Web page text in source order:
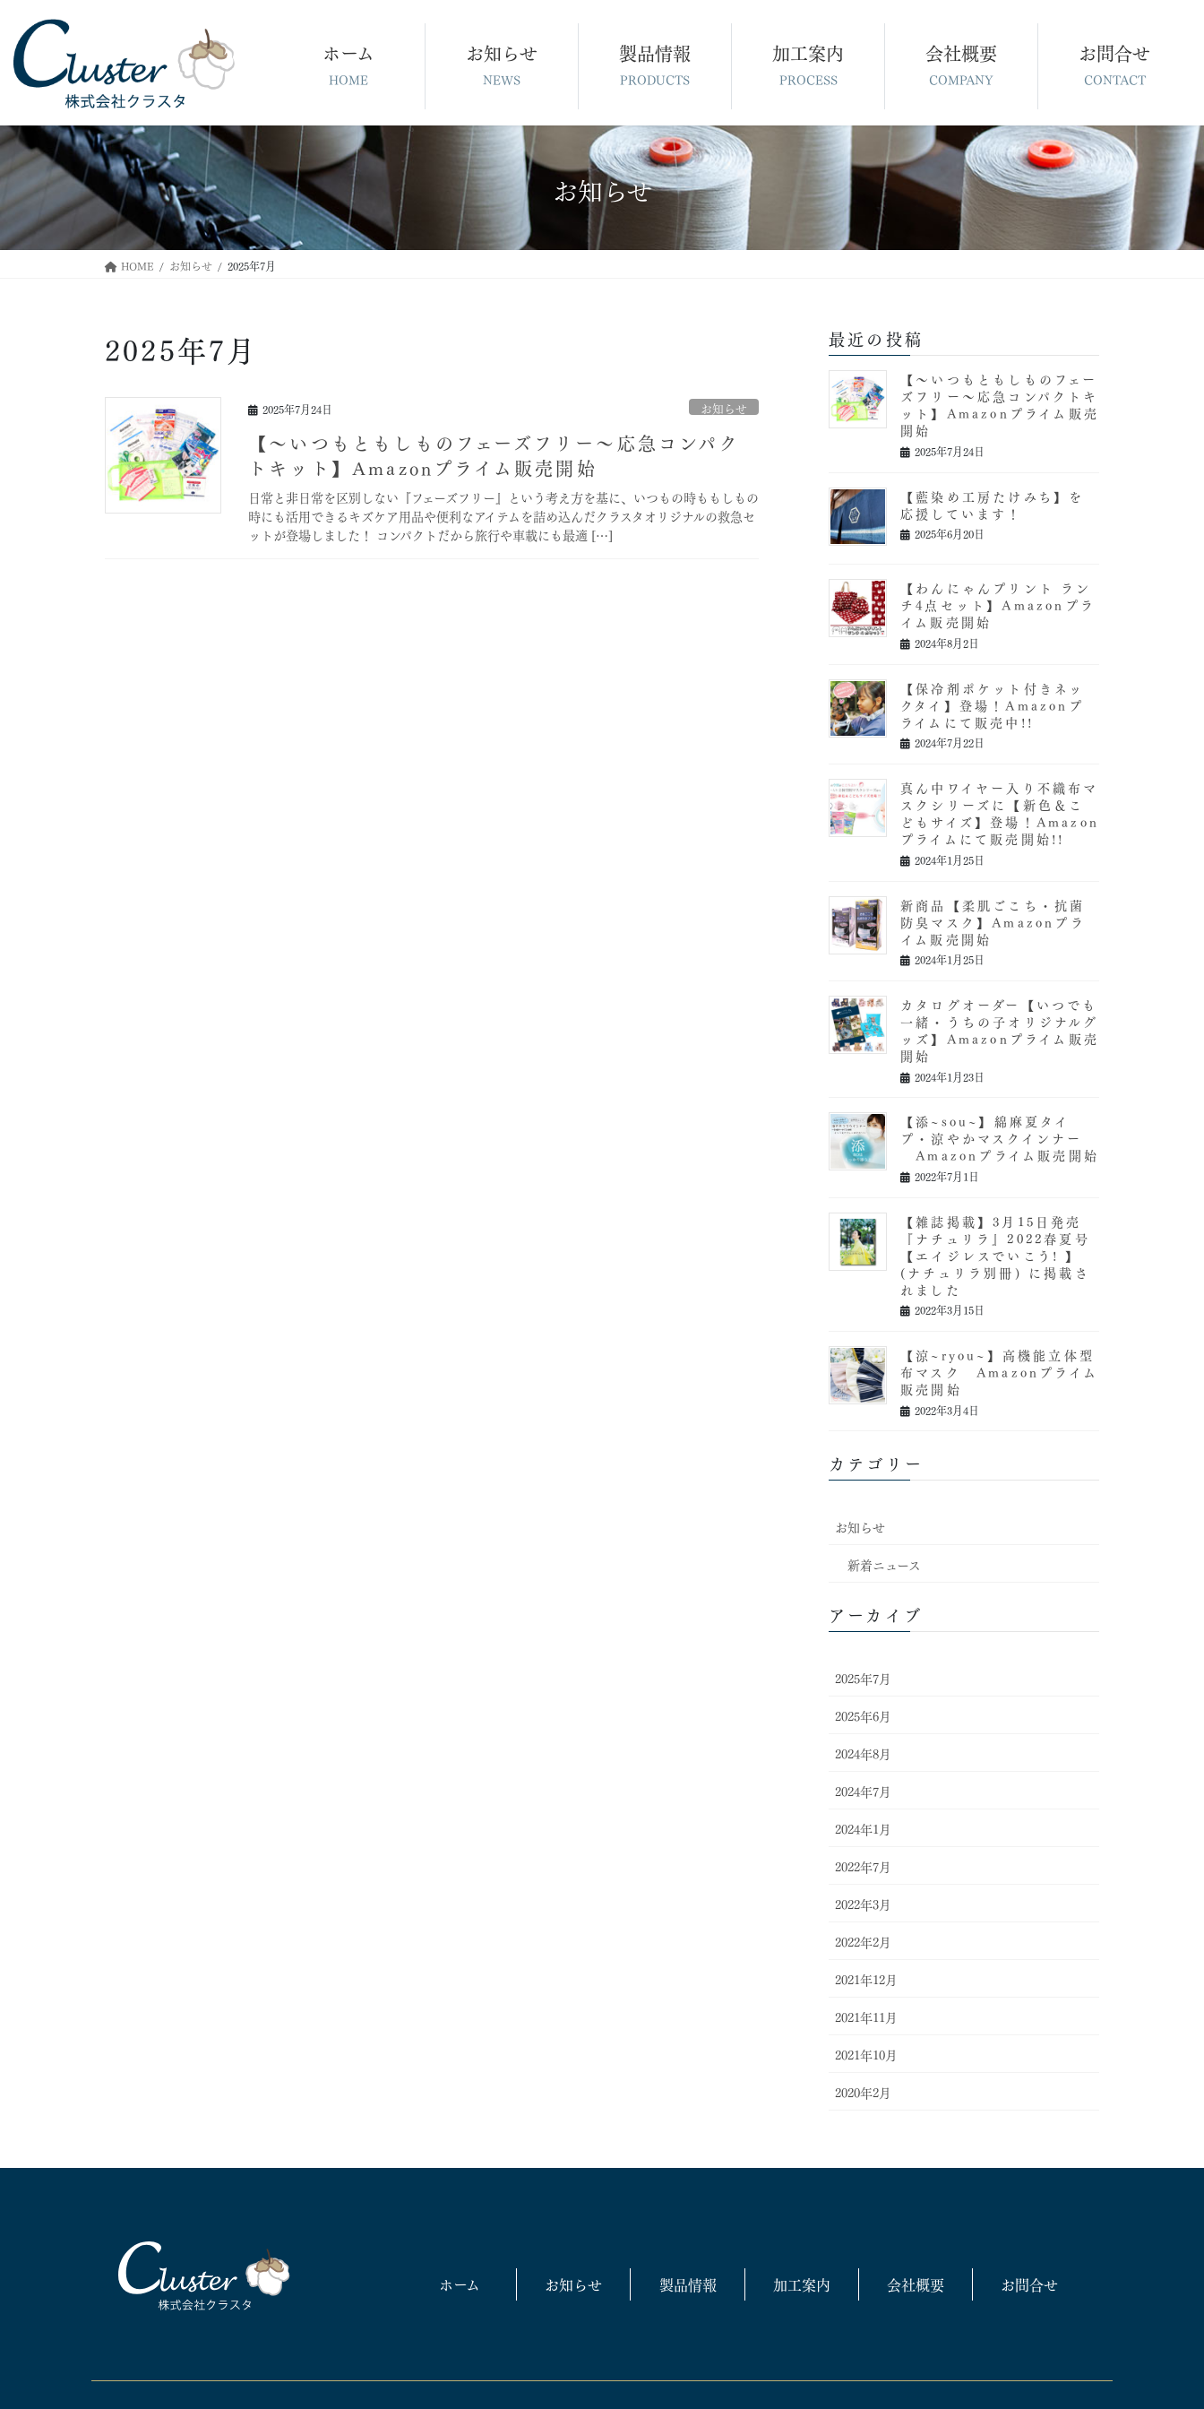
移
ン
移
動
ホーム
HOME
お知らせ
NEWS
製品情報
PRODUCTS
加工案内
PROCESS
会社概要
COMPANY
お問合せ
CONTACT
お知らせ
HOME お知らせ 2025年7月
2025年7月
2025年7月24日 お知らせ
【〜いつもともしものフェーズフリー〜応急コンパク
トキット】Amazonプライム販売開始
日常と非日常を区別しない『フェーズフリー』という考え方を基に、いつもの時ももしもの
時にも活用できるキズケア用品や便利なアイテムを詰め込んだクラスタオリジナルの救急セ
ットが登場しました！ コンパクトだから旅行や車載にも最適 […]
最近の投稿
【〜いつもともしものフェー
ズフリー〜応急コンパクトキ
ット】Amazonプライム販売
開始
2025年7月24日
【藍染め工房たけみち】を
応援しています！
2025年6月20日
【わんにゃんプリント ラン
チ4点セット】Amazonプラ
イム販売開始
2024年8月2日
【保冷剤ポケット付きネッ
クタイ】登場！Amazonプ
ライムにて販売中!!
2024年7月22日
真ん中ワイヤー入り不織布マ
スクシリーズに【新色＆こ
どもサイズ】登場！Amazon
プライムにて販売開始!!
2024年1月25日
新商品【柔肌ごこち・抗菌
防臭マスク】Amazonプラ
イム販売開始
2024年1月25日
カタログオーダー【いつでも
一緒・うちの子オリジナルグ
ッズ】Amazonプライム販売
開始
2024年1月23日
【添~sou~】綿麻夏タイ
プ・涼やかマスクインナー
Amazonプライム販売開始
2022年7月1日
【雑誌掲載】3月15日発売
『ナチュリラ』2022春夏号
【エイジレスでいこう! 】
(ナチュリラ別冊) に掲載さ
れました
2022年3月15日
【涼~ryou~】高機能立体型
布マスク Amazonプライム
販売開始
2022年3月4日
カテゴリー
お知らせ
新着ニュース
アーカイブ
2025年7月
2025年6月
2024年8月
2024年7月
2024年1月
2022年7月
2022年3月
2022年2月
2021年12月
2021年11月
2021年10月
2020年2月
ホーム お知らせ 製品情報 加工案内 会社概要 お問合せ